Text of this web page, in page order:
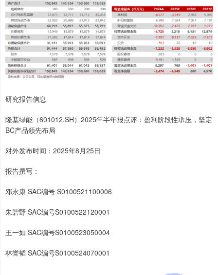
研究报告信息
隆基绿能（601012.SH）2025年半年报点评：盈利阶段性承压，坚定
BC产品领先布局
对外发布时间：2025年8月25日
报告撰写：
邓永康 SAC编号 S0100521100006
朱碧野 SAC编号S0100522120001
王一如 SAC编号S0100523050004
林誉韬 SAC编号S0100524070001